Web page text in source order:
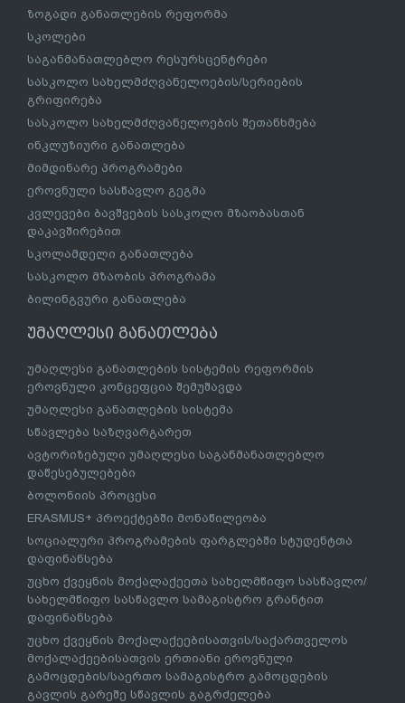
ზოგადი განათლების რეფორმა
სკოლები
საგანმანათლებლო რესურსცენტრები
სასკოლო სახელმძღვანელოების/სერიების
გრიფირება
სასკოლო სახელმძღვანელოების შეთანხმება
ინკლუზიური განათლება
მიმდინარე პროგრამები
ეროვნული სასწავლო გეგმა
კვლევები ბავშვების სასკოლო მზაობასთან
დაკავშირებით
სკოლამდელი განათლება
სასკოლო მზაობის პროგრამა
ბილინგვური განათლება
უმაღლესი განათლება
უმაღლესი განათლების სისტემის რეფორმის
ეროვნული კონცეფცია შემუშავდა
უმაღლესი განათლების სისტემა
სწავლება საზღვარგარეთ
ავტორიზებული უმაღლესი საგანმანათლებლო
დაწესებულებები
ბოლონიის პროცესი
ERASMUS+ პროექტებში მონაწილეობა
სოციალური პროგრამების ფარგლებში სტუდენტთა
დაფინანსება
უცხო ქვეყნის მოქალაქეეთა სახელმწიფო სასწავლო/
სახელმწიფო სასწავლო სამაგისტრო გრანტით
დაფინანსება
უცხო ქვეყნის მოქალაქეებისათვის/საქართველოს
მოქალაქეებისათვის ერთიანი ეროვნული
გამოცდების/საერთო სამაგისტრო გამოცდების
გავლის გარეშე სწავლის გაგრძელება